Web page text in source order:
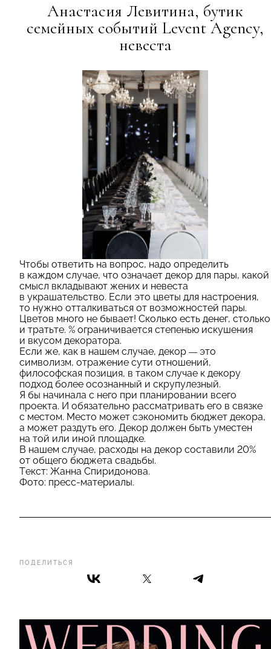
ПОДЕЛИТЬСЯ
Анастасия Левитина, бутик
семейных событий Levent Agency,
невеста
Чтобы ответить на вопрос, надо определить
в каждом случае, что означает декор для пары, какой
смысл вкладывают жених и невеста
в украшательство. Если это цветы для настроения,
то нужно отталкиваться от возможностей пары.
Цветов много не бывает! Сколько есть денег, столько
и тратьте. % ограничивается степенью искушения
и вкусом декоратора.
Если же, как в нашем случае, декор —это
символизм, отражение сути отношений,
философская позиция, в таком случае к декору
подход более осознанный и скрупулезный.
Я бы начинала с него при планировании всего
проекта. И обязательно рассматривать его в связке
с местом. Место может сэкономить бюджет декора,
а может раздуть его. Декор должен быть уместен
на той или иной площадке.
В нашем случае, расходы на декор составили 20%
от общего бюджета свадьбы.
Текст: Жанна Спиридонова.
Фото: пресс-материалы.